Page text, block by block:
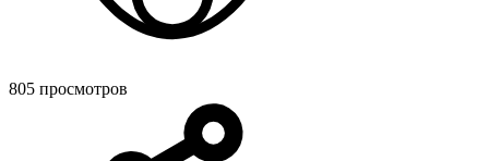
805 просмотров